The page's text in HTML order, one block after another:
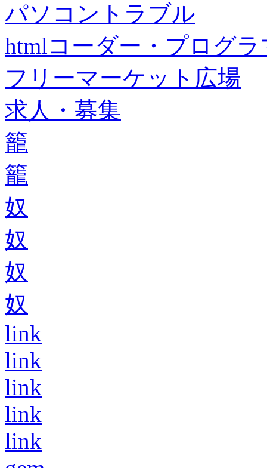
パソコントラブル
htmlコーダー・プログラ
フリーマーケット広場
求人・募集
籠
籠
奴
奴
奴
奴
link
link
link
link
link